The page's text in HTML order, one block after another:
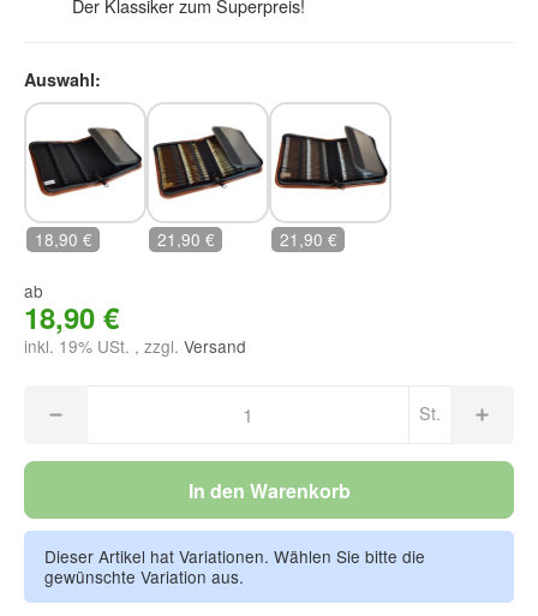
Der Klassiker zum Superpreis!
Auswahl:
ohne Glasröhrchen
18,90 € mit Braunglasröhrchen
21,90 € mit Klarglasröhrchen
21,90 €
ab
18,90 €
inkl. 19% USt. , zzgl. Versand
St.
In den Warenkorb
Dieser Artikel hat Variationen. Wählen Sie bitte die
gewünschte Variation aus.